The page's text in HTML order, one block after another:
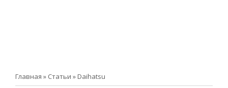
Главная » Статьи » Daihatsu